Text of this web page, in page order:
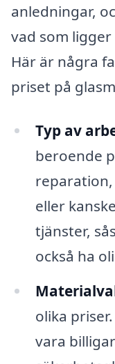
anledningar,
vad som
Här är några
priset på
Typ av
beroende
eller
tjänster,
också ha
olika
vara